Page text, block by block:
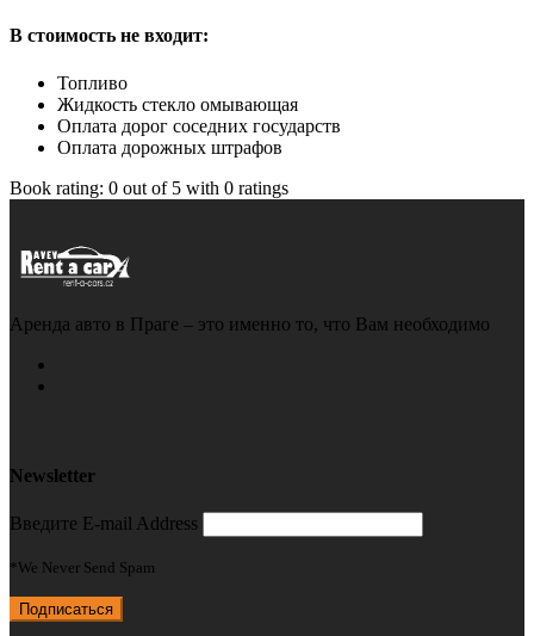
В стоимость не входит:
Топливо
Жидкость стекло омывающая
Оплата дорог соседних государств
Оплата дорожных штрафов
Book rating: 0 out of 5 with 0 ratings
Аренда авто в Праге – это именно то, что Вам необходимо
Newsletter
Введите E-mail Address
*We Never Send Spam